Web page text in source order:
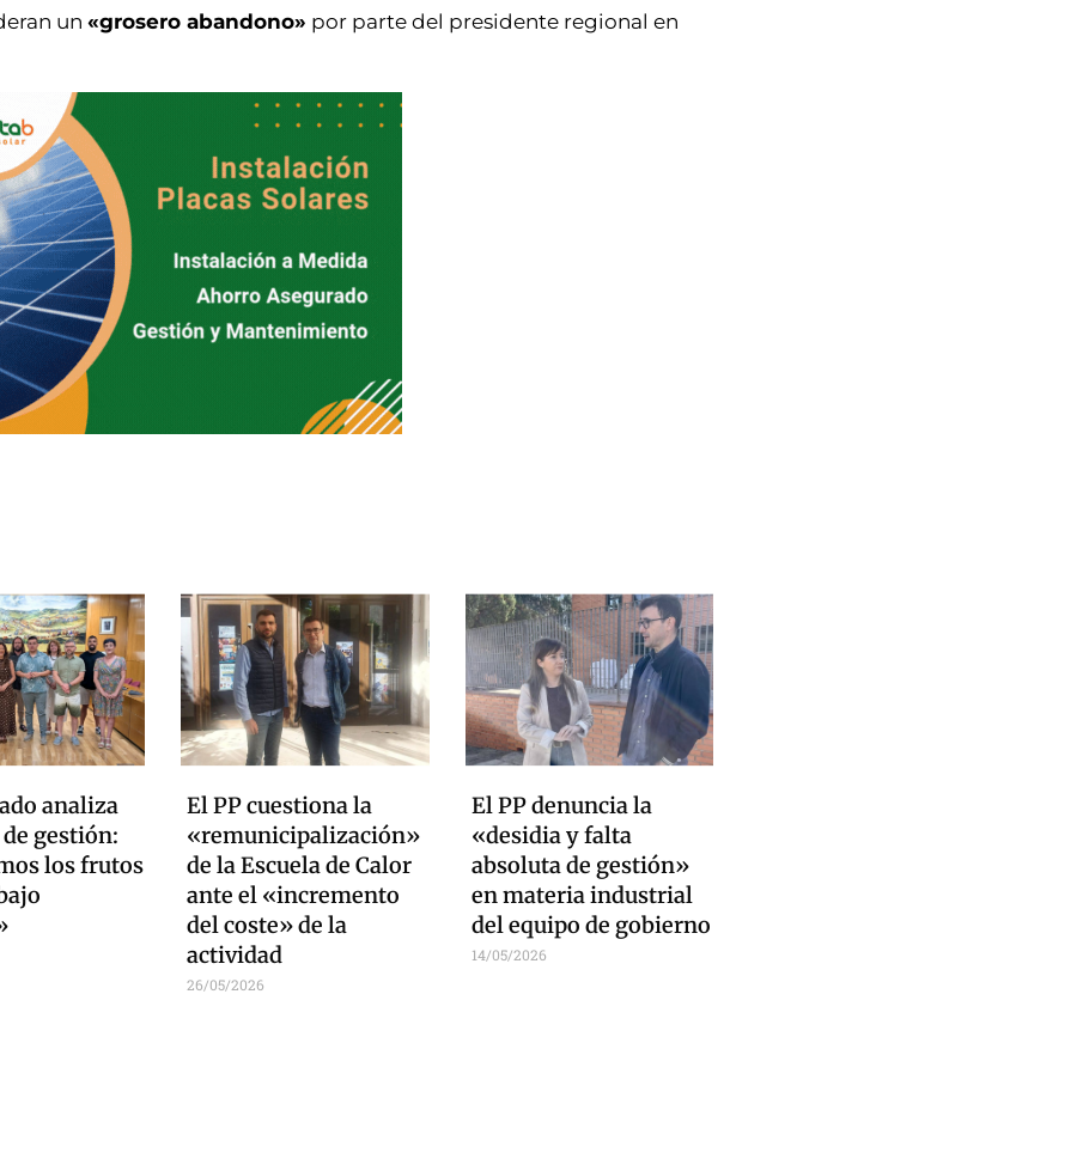
un «grosero abandono» por parte del presidente regional en
analiza
gestión:
los frutos
El PP cuestiona la
«remunicipalización»
de la Escuela de Calor
ante el «incremento
del coste» de la
actividad
26/05/2026
El PP denuncia la
«desidia y falta
absoluta de gestión»
en materia industrial
del equipo de gobierno
14/05/2026